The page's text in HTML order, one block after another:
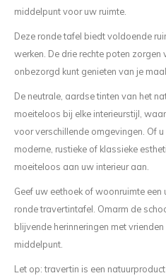
middelpunt voor uw ruimte.
Deze ronde tafel biedt voldoende
werken. De drie rechte poten
onbezorgd kunt genieten van je
De neutrale, aardse tinten van het
moeiteloos bij elke interieurstijl,
voor verschillende omgevingen. Of
moderne, rustieke of klassieke
moeiteloos aan uw interieur aan.
Geef uw eethoek of woonruimte
ronde travertintafel. Omarm de
blijvende herinneringen met
middelpunt.
Let op: travertin is een